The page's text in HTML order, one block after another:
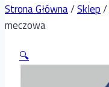
Strona Główna/Sklep/
meczowa
🔍